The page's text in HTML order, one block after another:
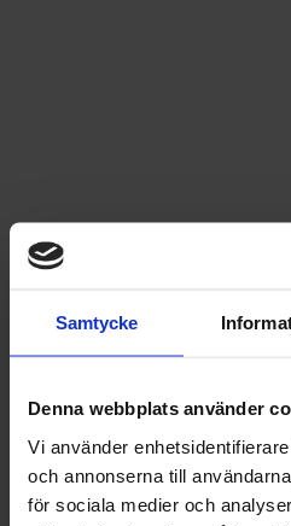
Samtycke
Denna webbplats använder
Vi använder
och annonserna till
för sociala medier och